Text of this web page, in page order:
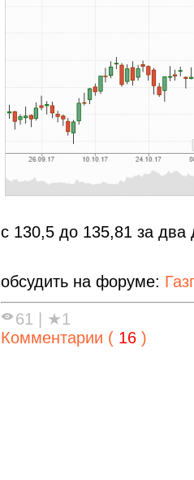
с 130,5 до 135,81 за два
обсудить на форуме:
61 | ★1
Комментарии ( 16 )